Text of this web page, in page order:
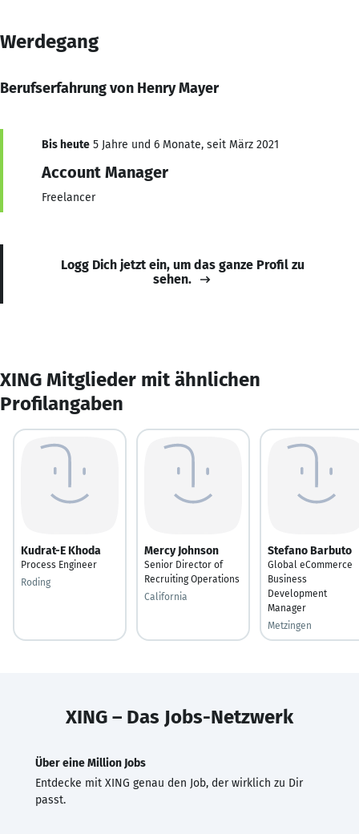
Werdegang
Berufserfahrung von Henry Mayer
Bis heute 5 Jahre und 6 Monate, seit März 2021
Account Manager
Freelancer
Logg Dich jetzt ein, um das ganze Profil zu
sehen.
XING Mitglieder mit ähnlichen
Profilangaben
Kudrat-E Khoda
Process Engineer
Roding
Mercy Johnson
Senior Director of
Recruiting Operations
California
Stefano Barbuto
Global eCommerce
Business
Development
Manager
Metzingen
XING – Das Jobs-Netzwerk
Über eine Million Jobs
Entdecke mit XING genau den Job, der wirklich zu Dir
passt.